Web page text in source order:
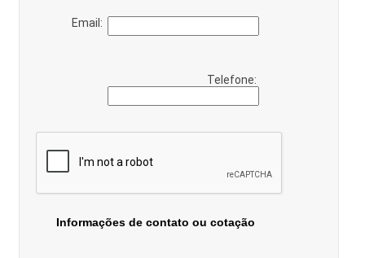
Email:
Telefone:
Informações de contato ou cotação